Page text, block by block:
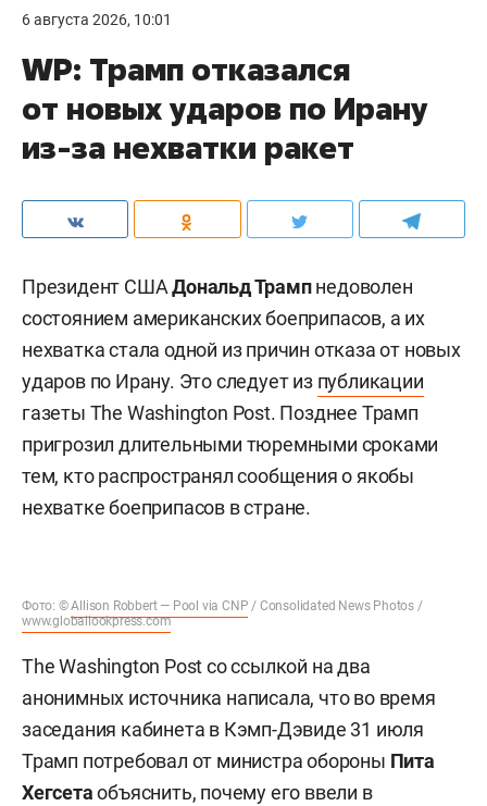
6 августа 2026, 10:01
WP: Трамп отказался
от новых ударов по Ирану
из-за нехватки ракет
Президент СШАДональд Трампнедоволен
состоянием американских боеприпасов, а их
нехватка стала одной из причин отказа от новых
ударов по Ирану. Это следует из публикации
газеты The Washington Post. Позднее Трамп
пригрозил длительными тюремными сроками
тем, кто распространял сообщения о якобы
нехватке боеприпасов в стране.
Фото: ©Allison Robbert — Pool via CNP / Consolidated News Photos /
www.globallookpress.com
The Washington Post со ссылкой на два
анонимных источника написала, что во время
заседания кабинета в Кэмп-Дэвиде 31 июля
Трамп потребовал от министра обороны Пита
Хегсетаобъяснить, почему его ввели в